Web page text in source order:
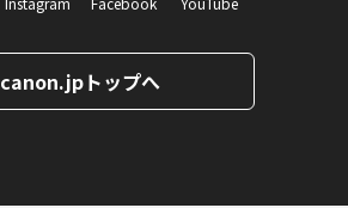
canon.jpトップへ